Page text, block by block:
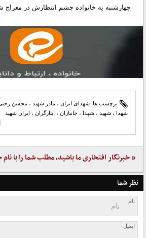
چهارشنبه به خانواده چشم انتظارش در معراج
برچسب ها: شهدای ایران ، مادر شهید ، محسن
شهدا ، شهید ، شهدا ، جانبازان ، ایثارگران ، ایران شهید
« خبرنگار افتخاری ما باشید، مطلب شما را با
نظر شما
نام
ایمیل